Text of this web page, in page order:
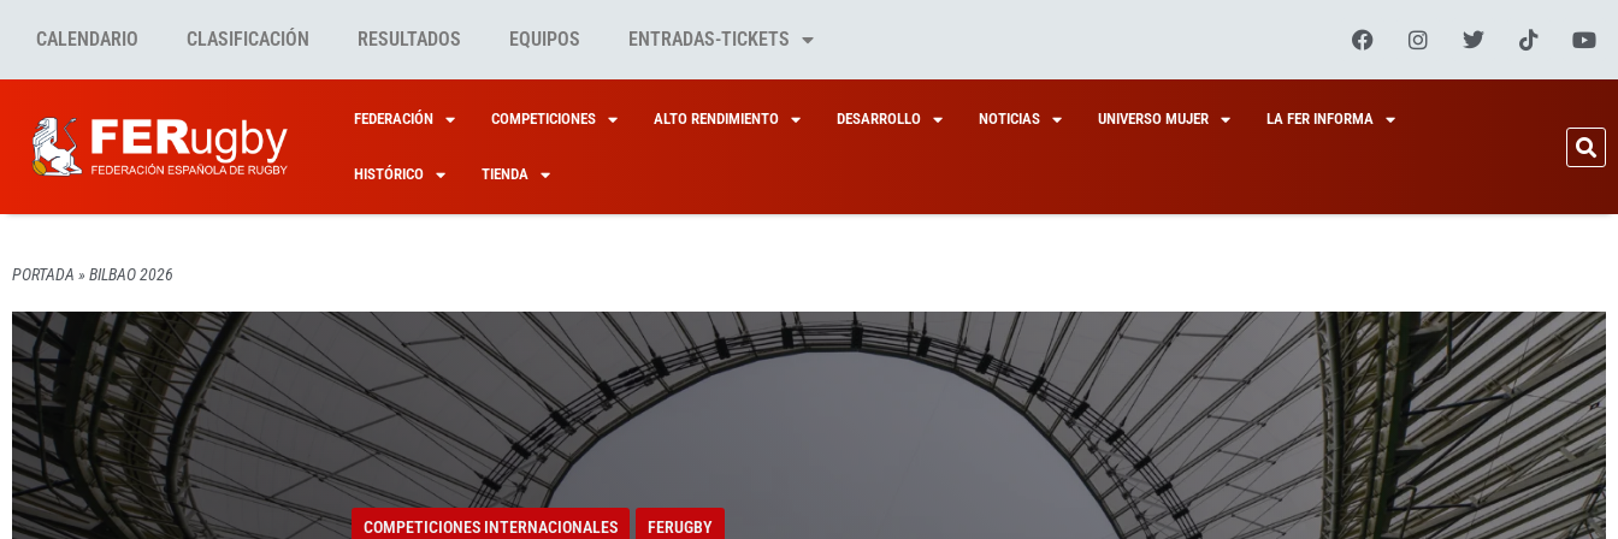
CALENDARIO CLASIFICACIÓN RESULTADOS EQUIPOS ENTRADAS-TICKETS
FEDERACIÓN COMPETICIONES ALTO RENDIMIENTO DESARROLLO NOTICIAS UNIVERSO MUJER LA FER INFORMA
HISTÓRICO TIENDA
PORTADA » BILBAO 2026
COMPETICIONES INTERNACIONALES FERUGBY
BILBAO VOLVERÁ A SER CAPITAL
COMPETICIONES INTERNACIONALES FERUGBY